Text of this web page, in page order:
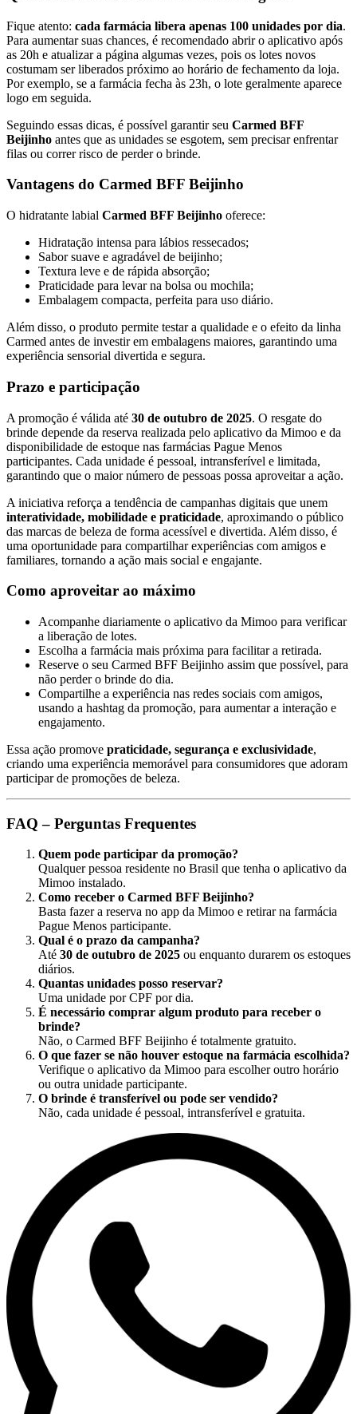
Fique atento: cada farmácia libera apenas 100 unidades por dia.
Para aumentar suas chances, é recomendado abrir o aplicativo após
as 20h e atualizar a página algumas vezes, pois os lotes novos
costumam ser liberados próximo ao horário de fechamento da loja.
Por exemplo, se a farmácia fecha às 23h, o lote geralmente aparece
logo em seguida.
Seguindo essas dicas, é possível garantir seu Carmed BFF
Beijinho antes que as unidades se esgotem, sem precisar enfrentar
filas ou correr risco de perder o brinde.
Vantagens do Carmed BFF Beijinho
O hidratante labial Carmed BFF Beijinho oferece:
Hidratação intensa para lábios ressecados;
Sabor suave e agradável de beijinho;
Textura leve e de rápida absorção;
Praticidade para levar na bolsa ou mochila;
Embalagem compacta, perfeita para uso diário.
Além disso, o produto permite testar a qualidade e o efeito da linha
Carmed antes de investir em embalagens maiores, garantindo uma
experiência sensorial divertida e segura.
Prazo e participação
A promoção é válida até 30 de outubro de 2025. O resgate do
brinde depende da reserva realizada pelo aplicativo da Mimoo e da
disponibilidade de estoque nas farmácias Pague Menos
participantes. Cada unidade é pessoal, intransferível e limitada,
garantindo que o maior número de pessoas possa aproveitar a ação.
A iniciativa reforça a tendência de campanhas digitais que unem
interatividade, mobilidade e praticidade, aproximando o público
das marcas de beleza de forma acessível e divertida. Além disso, é
uma oportunidade para compartilhar experiências com amigos e
familiares, tornando a ação mais social e engajante.
Como aproveitar ao máximo
Acompanhe diariamente o aplicativo da Mimoo para verificar
a liberação de lotes.
Escolha a farmácia mais próxima para facilitar a retirada.
Reserve o seu Carmed BFF Beijinho assim que possível, para
não perder o brinde do dia.
Compartilhe a experiência nas redes sociais com amigos,
usando a hashtag da promoção, para aumentar a interação e
engajamento.
Essa ação promove praticidade, segurança e exclusividade,
criando uma experiência memorável para consumidores que adoram
participar de promoções de beleza.
FAQ – Perguntas Frequentes
Quem pode participar da promoção?
Qualquer pessoa residente no Brasil que tenha o aplicativo da
Mimoo instalado.
Como receber o Carmed BFF Beijinho?
Basta fazer a reserva no app da Mimoo e retirar na farmácia
Pague Menos participante.
Qual é o prazo da campanha?
Até 30 de outubro de 2025 ou enquanto durarem os estoques
diários.
Quantas unidades posso reservar?
Uma unidade por CPF por dia.
É necessário comprar algum produto para receber o
brinde?
Não, o Carmed BFF Beijinho é totalmente gratuito.
O que fazer se não houver estoque na farmácia escolhida?
Verifique o aplicativo da Mimoo para escolher outro horário
ou outra unidade participante.
O brinde é transferível ou pode ser vendido?
Não, cada unidade é pessoal, intransferível e gratuita.